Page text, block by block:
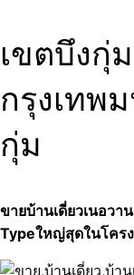
เขตบึงกุ่
กรุงเทพ
กุ่ม
ขายบ้านเดี่ยวเนอว
Typeใหญ่สุดในโคร